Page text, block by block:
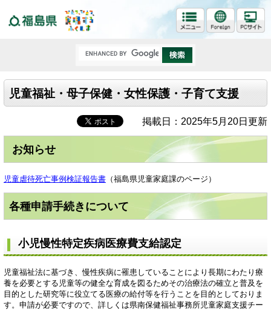
児童福祉・母子保健・女性保護・子育て支援
掲載日：2025年5月20日更新
お知らせ
児童虐待死亡事例検証報告書 （福島県児童家庭課のページ）
各種申請手続きについて
小児慢性特定疾病医療費支給認定
児童福祉法に基づき、慢性疾病に罹患していることにより長期にわたり療
養を必要とする児童等の健全な育成を図るためその治療法の確立と普及を
目的とした研究等に役立てる医療の給付等を行うことを目的としておりま
す。申請が必要ですので、詳しくは県南保健福祉事務所児童家庭支援チー